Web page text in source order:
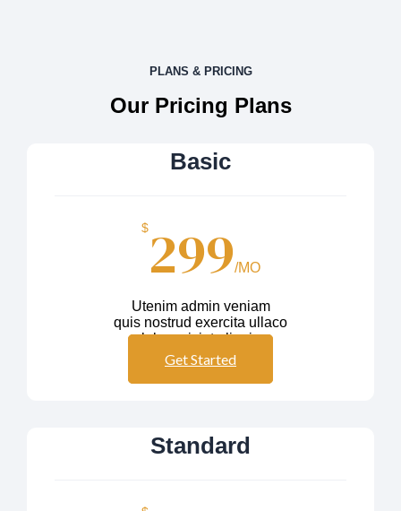
PLANS & PRICING
Our Pricing Plans
Basic
$299/MO
Utenim admin veniam
quis nostrud exercita ullaco
labos nisiut aliquip
Get Started
Standard